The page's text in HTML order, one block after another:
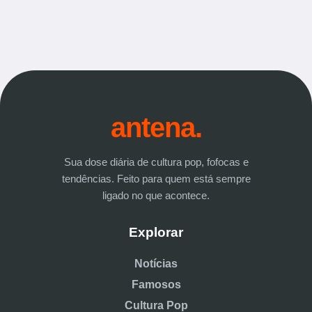
antena.
Sua dose diária de cultura pop, fofocas e
tendências. Feito para quem está sempre
ligado no que acontece.
Explorar
Notícias
Famosos
Cultura Pop